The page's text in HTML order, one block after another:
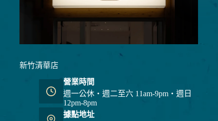
新竹清華店
營業時間
週一公休・週二至六 11am-9pm・週日
12pm-8pm
據點地址